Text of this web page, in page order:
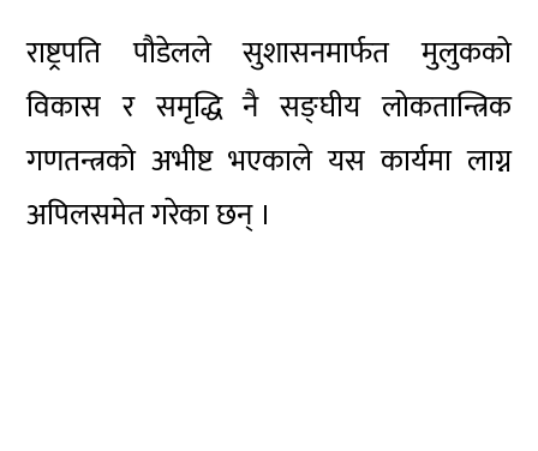
राष्ट्रपति पौडेलले सुशासनमार्फत मुलुकको
विकास र समृद्धि नै सङ्घीय लोकतान्त्रिक
गणतन्त्रको अभीष्ट भएकाले यस कार्यमा लाग्न
अपिलसमेत गरेका छन् ।